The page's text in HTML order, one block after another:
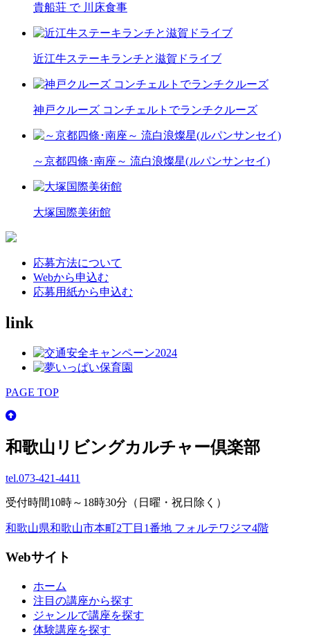
貴船荘 で 川床食事
近江牛ステーキランチと滋賀ドライブ
神戸クルーズ コンチェルトでランチクルーズ
～京都四條･南座～ 流白浪燦星(ルパンサンセイ)
大塚国際美術館
応募方法について
Webから申込む
応募用紙から申込む
link
PAGE TOP
和歌山リビングカルチャー倶楽部
tel.073-421-4411
受付時間10時～18時30分（日曜・祝日除く）
和歌山県和歌山市本町2丁目1番地 フォルテワジマ4階
Webサイト
ホーム
注目の講座から探す
ジャンルで講座を探す
体験講座を探す